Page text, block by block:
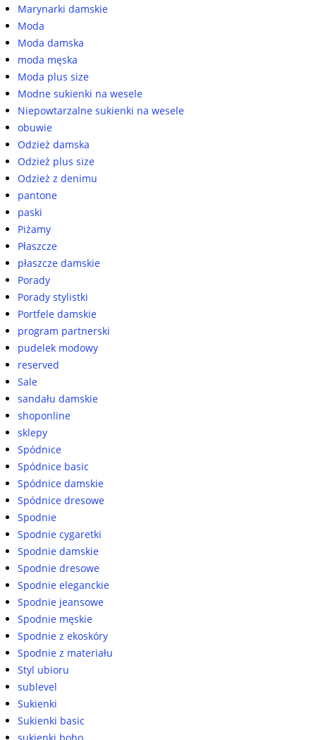
Marynarki damskie
Moda
Moda damska
moda męska
Moda plus size
Modne sukienki na wesele
Niepowtarzalne sukienki na wesele
obuwie
Odzież damska
Odzież plus size
Odzież z denimu
pantone
paski
Piżamy
Płaszcze
płaszcze damskie
Porady
Porady stylistki
Portfele damskie
program partnerski
pudelek modowy
reserved
Sale
sandału damskie
shoponline
sklepy
Spódnice
Spódnice basic
Spódnice damskie
Spódnice dresowe
Spodnie
Spodnie cygaretki
Spodnie damskie
Spodnie dresowe
Spodnie eleganckie
Spodnie jeansowe
Spodnie męskie
Spodnie z ekoskóry
Spodnie z materiału
Styl ubioru
sublevel
Sukienki
Sukienki basic